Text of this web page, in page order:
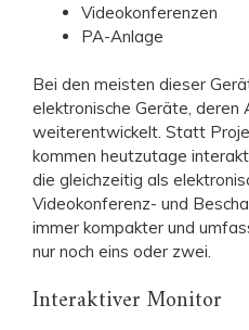
Videokonferenzen
PA-Anlage
Bei den meisten dieser
elektronische Geräte, deren
weiterentwickelt. Statt
kommen heutzutage
die gleichzeitig als
Videokonferenz- und
immer kompakter und
nur noch eins oder zwei.
Interaktiver Monitor